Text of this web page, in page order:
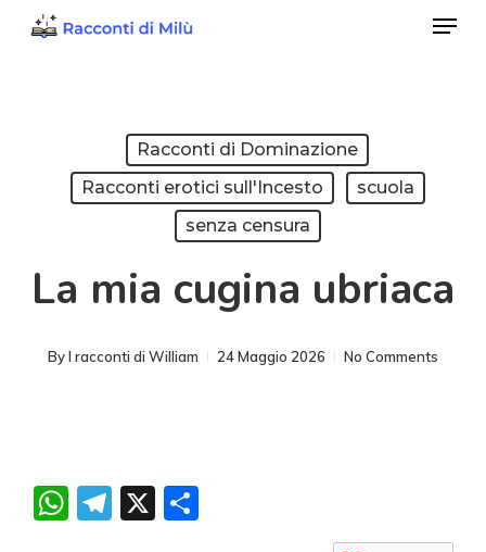
Menu
Racconti di Dominazione
Racconti erotici sull'Incesto
scuola
senza censura
La mia cugina ubriaca
ByI racconti di William 24 Maggio 2026 No Comments
WhatsApp
Telegram
X Condividi